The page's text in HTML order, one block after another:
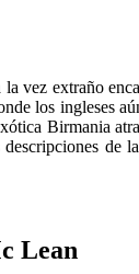
vez extraño
los ingleses
Birmania
de
Lean